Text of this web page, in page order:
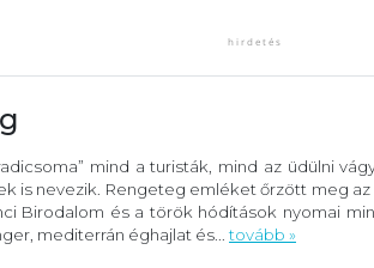
mind a turisták, mind az üdülni
is nevezik. Rengeteg emléket őrzött meg
Birodalom és a török hódítások nyomai
mediterrán éghajlat és... tovább »